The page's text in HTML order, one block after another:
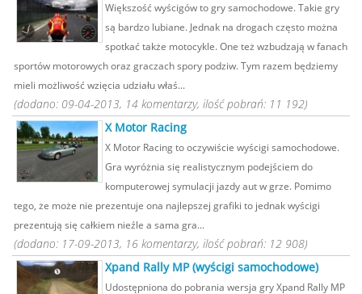
Większość wyścigów to gry samochodowe. Takie gry
są bardzo lubiane. Jednak na drogach często można
spotkać także motocykle. One też wzbudzają w fanach
sportów motorowych oraz graczach spory podziw. Tym razem będziemy
mieli możliwość wzięcia udziału właś...
(dodano: 09-04-2013, 14 komentarzy, ilość pobrań: 11 192)
X Motor Racing
X Motor Racing to oczywiście wyścigi samochodowe.
Gra wyróżnia się realistycznym podejściem do
komputerowej symulacji jazdy aut w grze. Pomimo
tego, że może nie prezentuje ona najlepszej grafiki to jednak wyścigi
prezentują się całkiem nieźle a sama gra...
(dodano: 17-09-2013, 16 komentarzy, ilość pobrań: 12 908)
Xpand Rally MP (wyścigi samochodowe)
Udostępniona do pobrania wersja gry Xpand Rally MP